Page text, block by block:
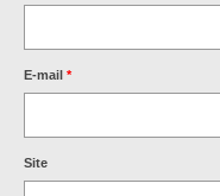
E-mail *
Site